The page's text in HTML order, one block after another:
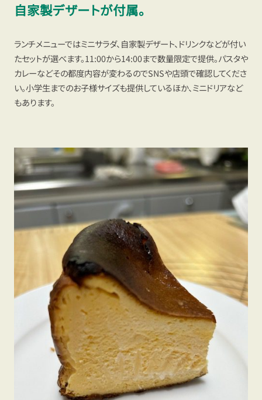
自家製デザートが付属。
ランチメニューではミニサラダ、自家製デザート、ドリンクなどが付い
たセットが選べます。11:00から14:00まで数量限定で提供。パスタや
カレーなどその都度内容が変わるのでSNSや店頭で確認してくださ
い。小学生までのお子様サイズも提供しているほか、ミニドリアなど
もあります。